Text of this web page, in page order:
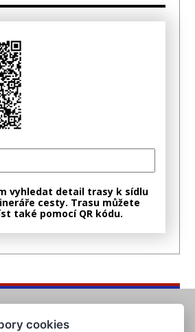
vyhledat detail trasy k sídlu
cesty. Trasu můžete
také pomocí QR kódu.
cookies